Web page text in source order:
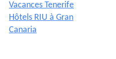
Vacances Tenerife
Hôtels RIU à Gran
Canaria